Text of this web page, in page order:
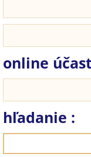
online
hľadanie :